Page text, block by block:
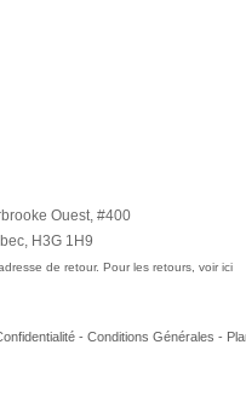
Ouest, #400
H3G 1H9
de retour. Pour les retours, voir ici
- Conditions Générales -